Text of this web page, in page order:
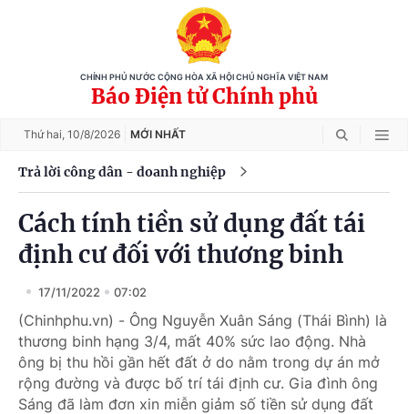
CHÍNH PHỦ NƯỚC CỘNG HÒA XÃ HỘI CHỦ NGHĨA VIỆT NAM
Báo Điện tử Chính phủ
Thứ hai, 10/8/2026 MỚI NHẤT
Trả lời công dân - doanh nghiệp
Cách tính tiền sử dụng đất tái
định cư đối với thương binh
17/11/2022 07:02
(Chinhphu.vn) - Ông Nguyễn Xuân Sáng (Thái Bình) là
thương binh hạng 3/4, mất 40% sức lao động. Nhà
ông bị thu hồi gần hết đất ở do nằm trong dự án mở
rộng đường và được bố trí tái định cư. Gia đình ông
Sáng đã làm đơn xin miễn giảm số tiền sử dụng đất